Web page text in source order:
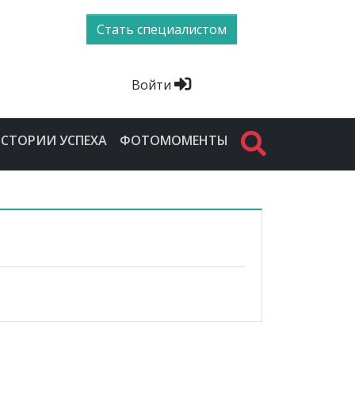
Стать специалистом
Войти
УСПЕХА ФОТОМОМЕНТЫ